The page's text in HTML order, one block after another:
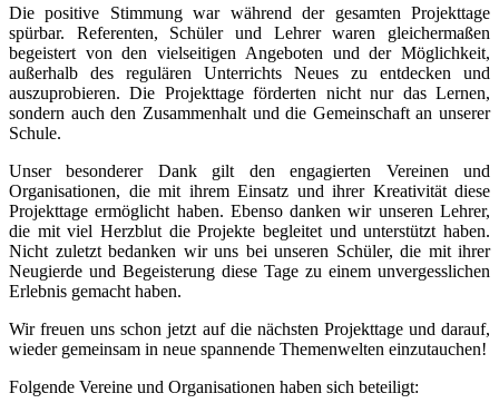
Die positive Stimmung war während der gesamten Projekttage
spürbar. Referenten, Schüler und Lehrer waren gleichermaßen
begeistert von den vielseitigen Angeboten und der Möglichkeit,
außerhalb des regulären Unterrichts Neues zu entdecken und
auszuprobieren. Die Projekttage förderten nicht nur das Lernen,
sondern auch den Zusammenhalt und die Gemeinschaft an unserer
Schule.
Unser besonderer Dank gilt den engagierten Vereinen und
Organisationen, die mit ihrem Einsatz und ihrer Kreativität diese
Projekttage ermöglicht haben. Ebenso danken wir unseren Lehrer,
die mit viel Herzblut die Projekte begleitet und unterstützt haben.
Nicht zuletzt bedanken wir uns bei unseren Schüler, die mit ihrer
Neugierde und Begeisterung diese Tage zu einem unvergesslichen
Erlebnis gemacht haben.
Wir freuen uns schon jetzt auf die nächsten Projekttage und darauf,
wieder gemeinsam in neue spannende Themenwelten einzutauchen!
Folgende Vereine und Organisationen haben sich beteiligt: